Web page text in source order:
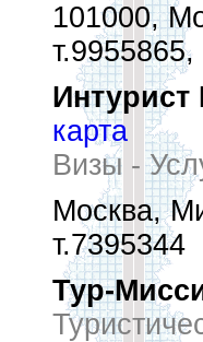
101000,
карта
Визы -
Москва,
т.7395344
Тур-